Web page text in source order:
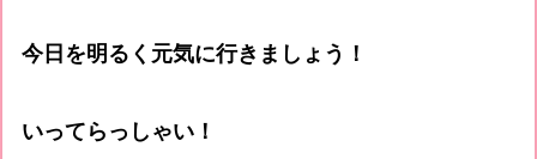
今日を明るく元気に行きましょう！
いってらっしゃい！